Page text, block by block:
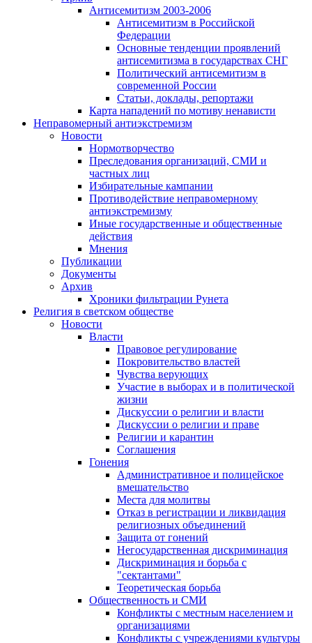
Антисемитизм 2003-2006
Антисемитизм в Российской
Федерации
Основные тенденции проявлений
антисемитизма в государствах СНГ
Политический антисемитизм в
современной России
Статьи, доклады, репортажи
Карта нападений по мотиву ненависти
Неправомерный антиэкстремизм
Новости
Нормотворчество
Преследования организаций, СМИ и
частных лиц
Избирательные кампании
Противодействие неправомерному
антиэкстремизму
Иные государственные и общественные
действия
Мнения
Публикации
Документы
Архив
Хроники фильтрации Рунета
Религия в светском обществе
Новости
Власти
Правовое регулирование
Покровительство властей
Чувства верующих
Участие в выборах и в политической
жизни
Дискуссии о религии и власти
Дискуссии о религии и праве
Религии и карантин
Соглашения
Гонения
Административное и полицейское
вмешательство
Места для молитвы
Отказ в регистрации и ликвидация
религиозных объединений
Защита от гонений
Негосударственная дискриминация
Дискриминация и борьба с
"сектантами"
Теоретическая борьба
Общественность и СМИ
Конфликты с местным населением и
организациями
Конфликты с учреждениями культуры